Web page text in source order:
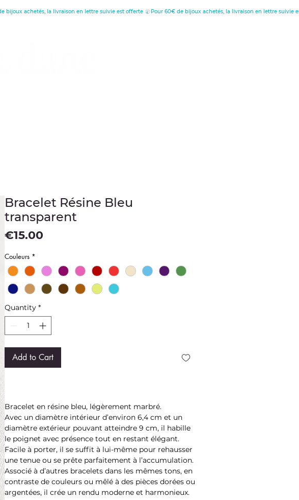
Bracelet Résine Bleu
transparent
€15.00
Couleurs *
Quantity *
Add to Cart
Bracelet en résine bleu, légèrement marbré.
Avec un diamètre intérieur d’environ 6,4 cm et un
diamètre extérieur pouvant atteindre 9 cm, il habille
le poignet avec présence tout en restant élégant.
Facile à porter, il se suffit à lui-même pour rehausser
une tenue ou se prête parfaitement à l’accumulation.
Associé à d’autres bracelets dans les mêmes tons, en
contraste de couleurs ou mêlé à des pièces dorées ou
argentées, il crée un rendu moderne et harmonieux.